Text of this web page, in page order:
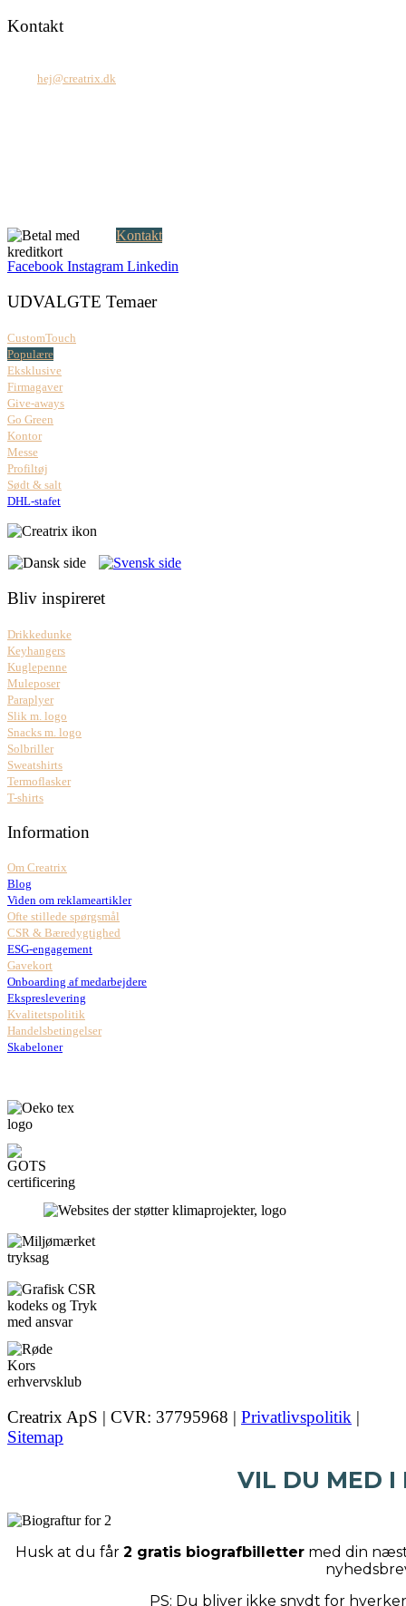
Kontakt
hej@creatrix.dk
Kontakt
Facebook Instagram Linkedin
UDVALGTE Temaer
CustomTouch
Populære
Eksklusive
Firmagaver
Give-aways
Go Green
Kontor
Messe
Profiltøj
Sødt & salt
DHL-stafet
Bliv inspireret
Drikkedunke
Keyhangers
Kuglepenne
Muleposer
Paraplyer
Slik m. logo
Snacks m. logo
Solbriller
Sweatshirts
Termoflasker
T-shirts
Information
Om Creatrix
Blog
Viden om reklameartikler
Ofte stillede spørgsmål
CSR & Bæredygtighed
ESG-engagement
Gavekort
Onboarding af medarbejdere
Ekspreslevering
Kvalitetspolitik
Handelsbetingelser
Skabeloner
Creatrix ApS | CVR: 37795968 | Privatlivspolitik |
Sitemap
VIL DU MED I
Husk at du får 2 gratis biografbillettermed din
PS: Du bliver ikke snydt for